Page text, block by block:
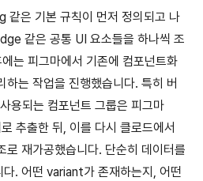
은 기본 규칙이 먼저 정의되고 나
같은 공통 UI 요소들을 하나씩 조
는 피그마에서 기존에 컴포넌트화
하는 작업을 진행했습니다. 특히 버
용되는 컴포넌트 그룹은 피그마
추출한 뒤, 이를 다시 클로드에서
로 재가공했습니다. 단순히 데이터를
다. 어떤 variant가 존재하는지, 어떤